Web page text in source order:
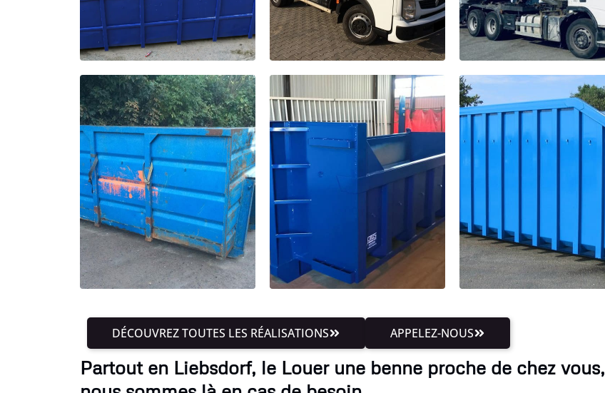
DÉCOUVREZ TOUTES LES RÉALISATIONS APPELEZ-NOUS
Partout en Liebsdorf, le Louer une benne proche de chez vous,